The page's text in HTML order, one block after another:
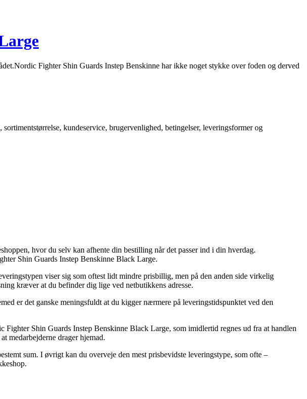
Fighter Shin Guards Instep Benskinne har ikke noget stykke over foden og derved
kundeservice, brugervenlighed, betingelser, leveringsformer og
hvor du selv kan afhente din bestilling når det passer ind i din hverdag.
Shin Guards Instep Benskinne Black Large.
viser sig som oftest lidt mindre prisbillig, men på den anden side virkelig
kræver at du befinder dig lige ved netbutikkens adresse.
er det ganske meningsfuldt at du kigger nærmere på leveringstidspunktet ved den
Shin Guards Instep Benskinne Black Large, som imidlertid regnes ud fra at handlen
medarbejderne drager hjemad.
sum. I øvrigt kan du overveje den mest prisbevidste leveringstype, som ofte –